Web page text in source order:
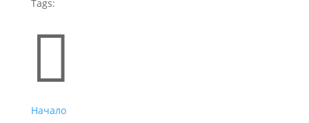
Tags:

Начало